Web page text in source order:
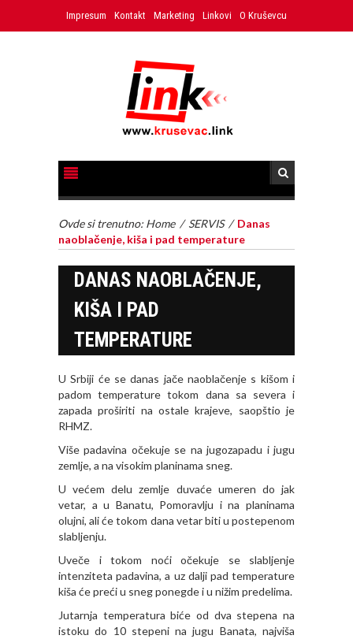
Impresum Kontakt Marketing Linkovi O Kruševcu
Ovde si trenutno: Home / SERVIS / Danas
naoblačenje, kiša i pad temperature
DANAS NAOBLAČENJE,
KIŠA I PAD
TEMPERATURE
U Srbiji će se danas jače naoblačenje s kišom i
padom temperature tokom dana sa severa i
zapada proširiti na ostale krajeve, saopštio je
RHMZ.
Više padavina očekuje se na jugozapadu i jugu
zemlje, a na visokim planinama sneg.
U većem delu zemlje duvaće umeren do jak
vetar, a u Banatu, Pomoravlju i na planinama
olujni, ali će tokom dana vetar biti u postepenom
slabljenju.
Uveče i tokom noći očekuje se slabljenje
intenziteta padavina, a uz dalji pad temperature
kiša će preći u sneg ponegde i u nižim predelima.
Jutarnja temperatura biće od dva stepena na
istoku do 10 stepeni na jugu Banata, najviša